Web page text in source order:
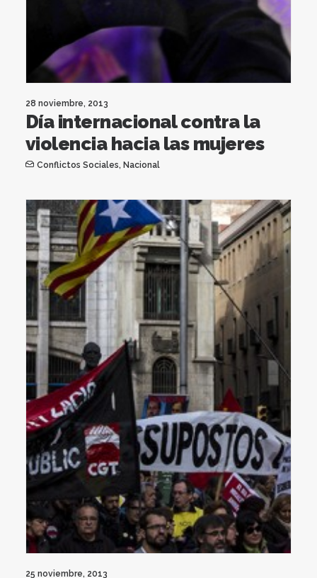
28 noviembre, 2013
Día internacional contra la
violencia hacia las mujeres
Conflictos Sociales, Nacional
25 noviembre, 2013